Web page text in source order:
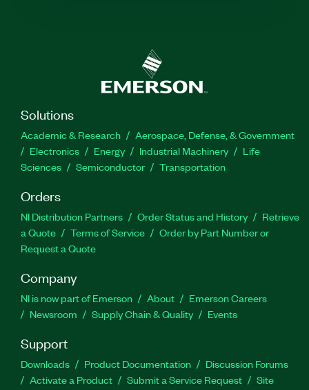
Solutions
Academic & Research
Aerospace, Defense, & Government
Electronics
Energy Industrial Machinery
Life
Sciences
Semiconductor Transportation
Orders
NI Distribution Partners Order Status and History
Retrieve
a Quote
Terms of Service
Order by Part Number or
Request a Quote
Company
NI is now part of Emerson About
Emerson Careers
Newsroom
Supply Chain & Quality Events
Support
Downloads Product Documentation
Discussion Forums
Activate a Product
Submit a Service Request
Site